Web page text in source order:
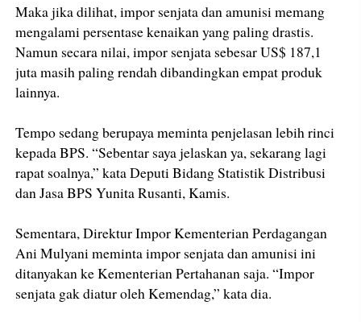
Maka jika dilihat, impor senjata dan amunisi memang
mengalami persentase kenaikan yang paling drastis.
Namun secara nilai, impor senjata sebesar US$ 187,1
juta masih paling rendah dibandingkan empat produk
lainnya.
Tempo sedang berupaya meminta penjelasan lebih rinci
kepada BPS. “Sebentar saya jelaskan ya, sekarang lagi
rapat soalnya,” kata Deputi Bidang Statistik Distribusi
dan Jasa BPS Yunita Rusanti, Kamis.
Sementara, Direktur Impor Kementerian Perdagangan
Ani Mulyani meminta impor senjata dan amunisi ini
ditanyakan ke Kementerian Pertahanan saja. “Impor
senjata gak diatur oleh Kemendag,” kata dia.